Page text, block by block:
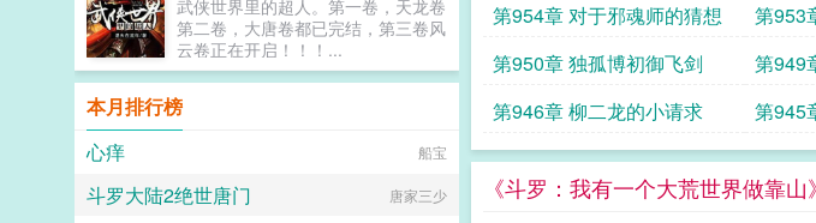
第954章 对于邪魂师的猜想 第953
第950章 独孤博初御飞剑
第949
第946章 柳二龙的小请求
第945
《斗罗：我有一个大荒世界做靠
不觉得自己是他族人的棋子，反而还
觉得这是上天的垂怜，神明的恩赐。
直到有个青年被定义为反派的异族附
身时，他才得知真相，于是决定要让
这帮敢玩弄他们的玩家认识到什么才
是真正的玩家！...
武侠世界里的超人。第一卷，天龙卷
第二卷，大唐卷都已完结，第三卷风
云卷正在开启！！！...
本月排行榜
心痒
船宝
斗罗大陆2绝世唐门 唐家三少